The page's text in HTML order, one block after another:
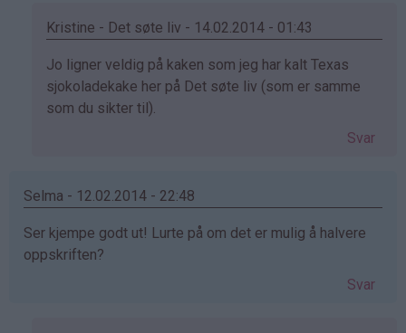
Kristine - Det søte liv - 14.02.2014 - 01:43
Som
svar
på
(ikke
Jo ligner veldig på kaken som jeg har kalt Texas
sjokoladekake her på Det søte liv (som er samme
som du sikter til).
Svar
Selma - 12.02.2014 - 22:48
Ser kjempe godt ut! Lurte på om det er mulig å halvere
oppskriften?
Svar